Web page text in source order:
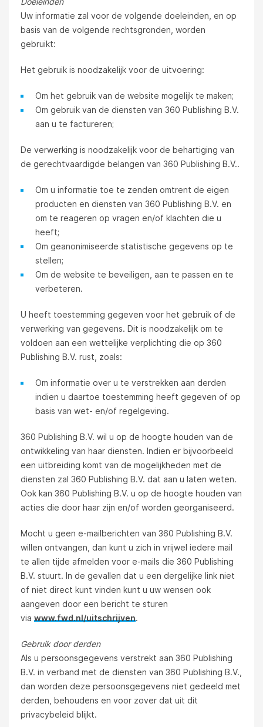
Uw informatie zal voor de volgende doeleinden, en op
basis van de volgende rechtsgronden, worden
gebruikt:
Het gebruik is noodzakelijk voor de uitvoering:
Om het gebruik van de website mogelijk te maken;
Om gebruik van de diensten van 360 Publishing B.V.
aan u te factureren;
De verwerking is noodzakelijk voor de behartiging van
de gerechtvaardigde belangen van 360 Publishing B.V..
Om u informatie toe te zenden omtrent de eigen
producten en diensten van 360 Publishing B.V. en
om te reageren op vragen en/of klachten die u
heeft;
Om geanonimiseerde statistische gegevens op te
stellen;
Om de website te beveiligen, aan te passen en te
verbeteren.
U heeft toestemming gegeven voor het gebruik of de
verwerking van gegevens. Dit is noodzakelijk om te
voldoen aan een wettelijke verplichting die op 360
Publishing B.V. rust, zoals:
Om informatie over u te verstrekken aan derden
indien u daartoe toestemming heeft gegeven of op
basis van wet- en/of regelgeving.
360 Publishing B.V. wil u op de hoogte houden van de
ontwikkeling van haar diensten. Indien er bijvoorbeeld
een uitbreiding komt van de mogelijkheden met de
diensten zal 360 Publishing B.V. dat aan u laten weten.
Ook kan 360 Publishing B.V. u op de hoogte houden van
acties die door haar zijn en/of worden georganiseerd.
Mocht u geen e-mailberichten van 360 Publishing B.V.
willen ontvangen, dan kunt u zich in vrijwel iedere mail
te allen tijde afmelden voor e-mails die 360 Publishing
B.V. stuurt. In de gevallen dat u een dergelijke link niet
of niet direct kunt vinden kunt u uw wensen ook
aangeven door een bericht te sturen
via www.fwd.nl/uitschrijven.
Gebruik door derden
Als u persoonsgegevens verstrekt aan 360 Publishing
B.V. in verband met de diensten van 360 Publishing B.V.,
dan worden deze persoonsgegevens niet gedeeld met
derden, behoudens en voor zover dat uit dit
privacybeleid blijkt.